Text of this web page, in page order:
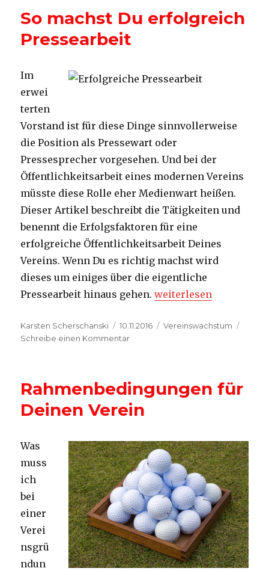
über
So machst Du erfolgreich
Pressearbeit
Im
erwei
terten
Vorstand ist für diese Dinge sinnvollerweise
die Position als Pressewart oder
Pressesprecher vorgesehen. Und bei der
Öffentlichkeitsarbeit eines modernen Vereins
müsste diese Rolle eher Medienwart heißen.
Dieser Artikel beschreibt die Tätigkeiten und
benennt die Erfolgsfaktoren für eine
erfolgreiche Öffentlichkeitsarbeit Deines
Vereins. Wenn Du es richtig machst wird
dieses um einiges über die eigentliche
Pressearbeit hinaus gehen.„So machst Du
weiterlesen
Autor
Karsten Scherschanski
Veröffentlicht
am
10.11.2016 Kategorien
Vereinswachstum
Schreibe einen Kommentarzu
erfolgreich
Pressearbeit
Rahmenbedingungen für
Deinen Verein
Was
muss
ich
bei
einer
Verei
nsgrü
ndun